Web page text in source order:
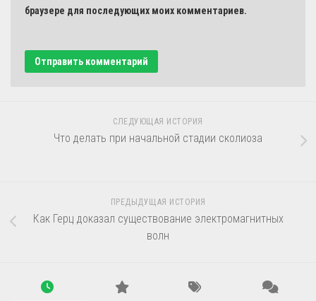
браузере для последующих моих комментариев.
СЛЕДУЮЩАЯ ИСТОРИЯ
Что делать при начальной стадии сколиоза
ПРЕДЫДУЩАЯ ИСТОРИЯ
Как Герц доказал существование электромагнитных
волн